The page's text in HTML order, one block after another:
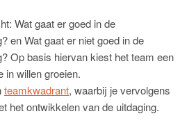
Wat gaat er goed in de
en Wat gaat er niet goed in de
Op basis hiervan kiest het team een
in willen groeien.
teamkwadrant, waarbij je vervolgens
het ontwikkelen van de uitdaging.